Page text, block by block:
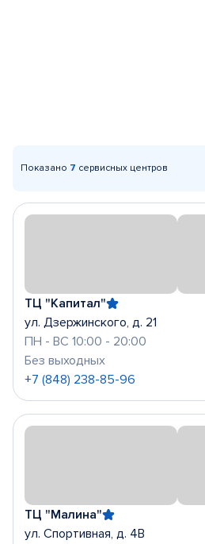
Показано 7 сервисных центров
ТЦ "Капитал"
ул. Дзержинского, д. 21
ПН - ВС 10:00 - 20:00
Без выходных
+7 (848) 238-85-96
ТЦ "Малина"
ул. Спортивная, д. 4В